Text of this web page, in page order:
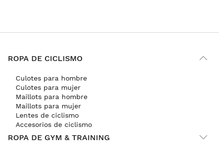
ROPA DE CICLISMO
Culotes para hombre
Culotes para mujer
Maillots para hombre
Maillots para mujer
Lentes de ciclismo
Accesorios de ciclismo
ROPA DE GYM & TRAINING